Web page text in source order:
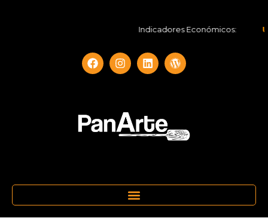
Indicadores Económicos: